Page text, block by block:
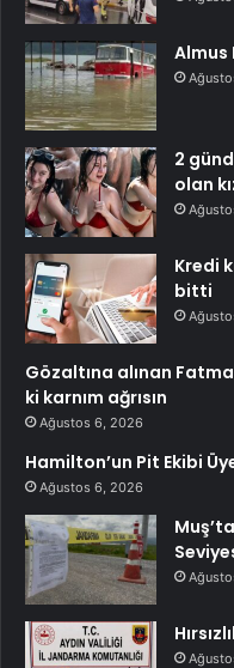
Almus
2
olan
Kredi
bitti
Gözaltına alınan
ki karnım ağrısın
Ağustos 6, 2026
Hamilton’un Pit Ekibi
Ağustos 6, 2026